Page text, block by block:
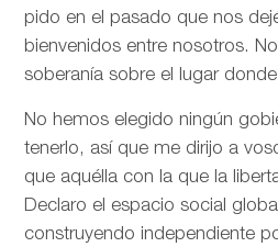
pido en el pasado que nos
bienvenidos entre nosotros.
soberanía sobre el lugar
No hemos elegido ningún
tenerlo, así que me dirijo a
que aquélla con la que la
Declaro el espacio social
construyendo independiente